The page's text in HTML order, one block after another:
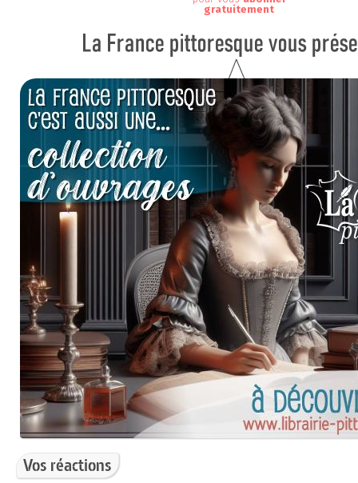
gratuitement
Vos réactions